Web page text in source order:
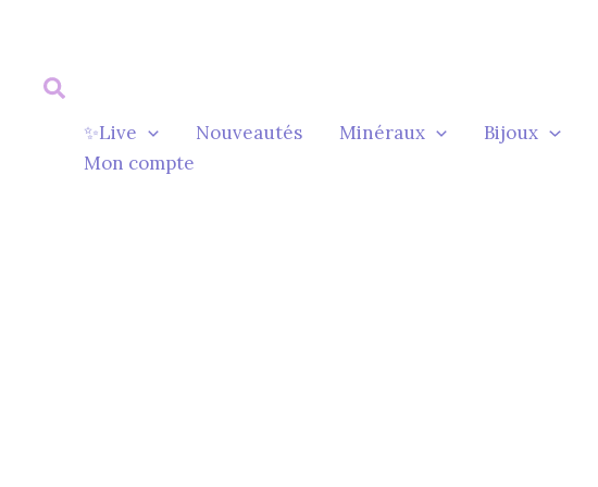
contenu
✨Live Nouveautés Minéraux Bijoux
Mon compte